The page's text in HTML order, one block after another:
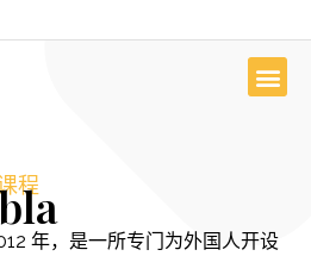
程
年，是一所专门为外国人开设